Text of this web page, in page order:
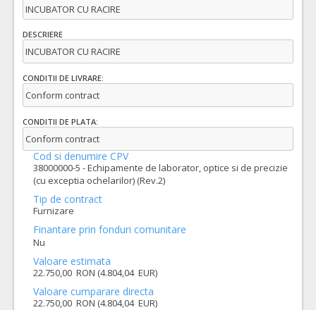
INCUBATOR CU RACIRE
DESCRIERE
INCUBATOR CU RACIRE
CONDITII DE LIVRARE:
Conform contract
CONDITII DE PLATA:
Conform contract
Cod si denumire CPV
38000000-5 - Echipamente de laborator, optice si de precizie
(cu exceptia ochelarilor) (Rev.2)
Tip de contract
Furnizare
Finantare prin fonduri comunitare
Nu
Valoare estimata
22.750,00 RON (4.804,04 EUR)
Valoare cumparare directa
22.750,00 RON (4.804,04 EUR)